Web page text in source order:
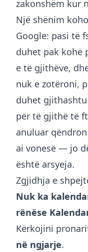
zakonshëm kur
Një shënim
Google: pasi të
duhet pak kohë
e të gjithëve,
nuk e zotëroni,
duhet
për të gjithë të
anuluar
ai vonesë — jo
është arsyeja.
Zgjidhja e
Nuk ka
rënëse
Kërkojini
në ngjarje.